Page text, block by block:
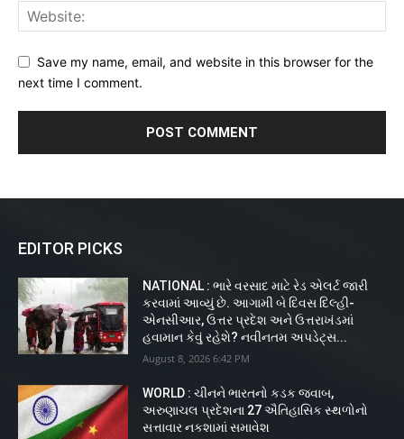
Save my name, email, and website in this browser for the
next time I comment.
EDITOR PICKS
NATIONAL : ભારે વરસાદ માટે રેડ એલર્ટ જારી
કરવામાં આવ્યું છે. આગામી બે દિવસ દિલ્હી-
એનસીઆર, ઉત્તર પ્રદેશ અને ઉત્તરાખંડમાં
હવામાન કેવું રહેશે? નવીનતમ અપડેટ્સ...
August 8, 2026 6:42 PM
WORLD : ચીનને ભારતનો કડક જવાબ,
અરુણાચલ પ્રદેશના 27 ઐતિહાસિક સ્થળોનો
સત્તાવાર નકશામાં સમાવેશ